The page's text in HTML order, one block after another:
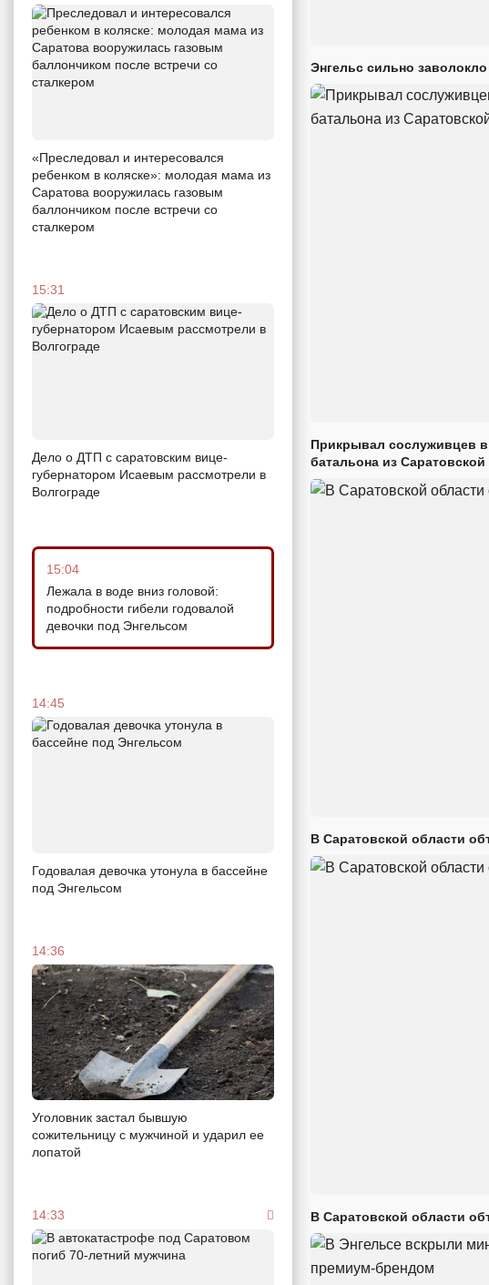
«Преследовал и интересовался
ребенком в коляске»: молодая мама из
Саратова вооружилась газовым
баллончиком после встречи со
сталкером
15:31
Дело о ДТП с саратовским вице-
губернатором Исаевым рассмотрели в
Волгограде
15:04
Лежала в воде вниз головой:
подробности гибели годовалой
девочки под Энгельсом
14:45
Годовалая девочка утонула в бассейне
под Энгельсом
14:36
Уголовник застал бывшую
сожительницу с мужчиной и ударил ее
лопатой
14:33
Энгельс сильно
Прикрывал сослуживцев
батальона из Саратовской
В Саратовской области
В Саратовской области